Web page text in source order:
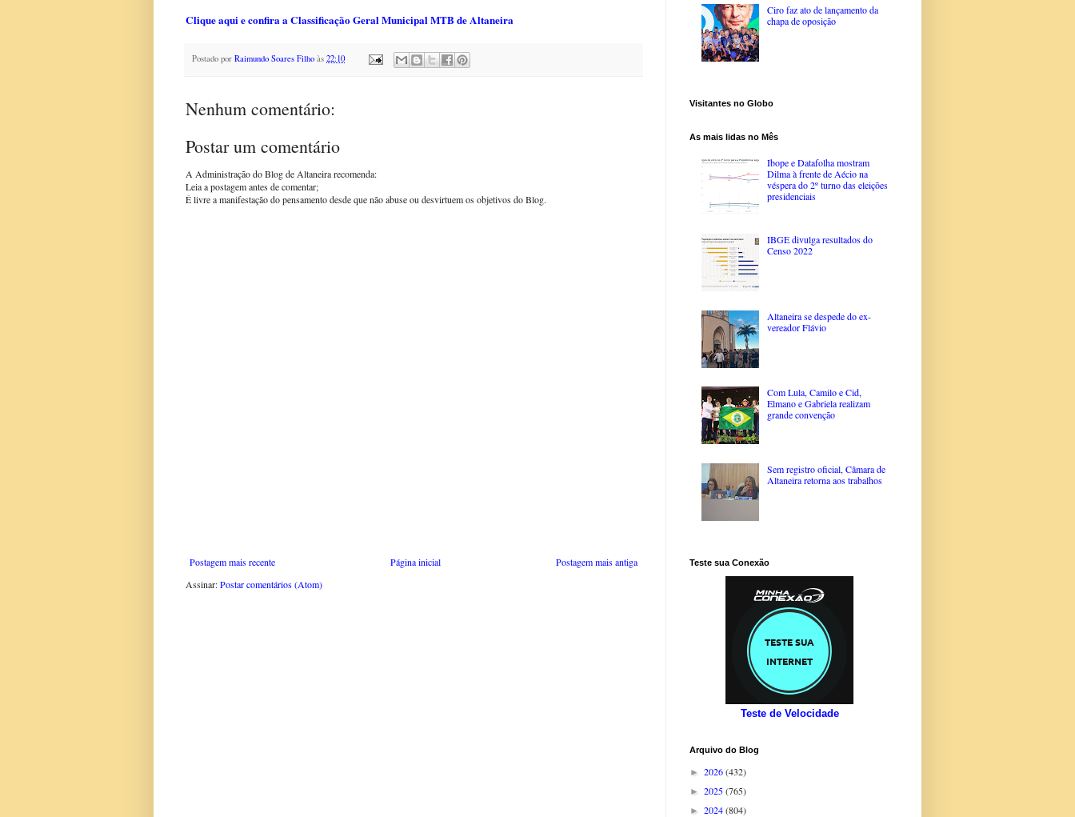
Clique aqui e confira a Classificação Geral Municipal MTB de Altaneira
Postado por Raimundo Soares Filho às 22:10
Nenhum comentário:
Postar um comentário
A Administração do Blog de Altaneira recomenda:
Leia a postagem antes de comentar;
É livre a manifestação do pensamento desde que não abuse ou desvirtuem os objetivos do Blog.
Postagem mais recente Postagem mais antiga
Página inicial
Assinar:Postar comentários (Atom)
Ciro faz ato de lançamento da
chapa de oposição
Visitantes no Globo
As mais lidas no Mês
Ibope e Datafolha mostram
Dilma à frente de Aécio na
véspera do 2º turno das eleições
presidenciais
IBGE divulga resultados do
Censo 2022
Altaneira se despede do ex-
vereador Flávio
Com Lula, Camilo e Cid,
Elmano e Gabriela realizam
grande convenção
Sem registro oficial, Câmara de
Altaneira retorna aos trabalhos
Teste sua Conexão
Teste de Velocidade
Arquivo do Blog
► 2026(432)
► 2025(765)
► 2024(804)